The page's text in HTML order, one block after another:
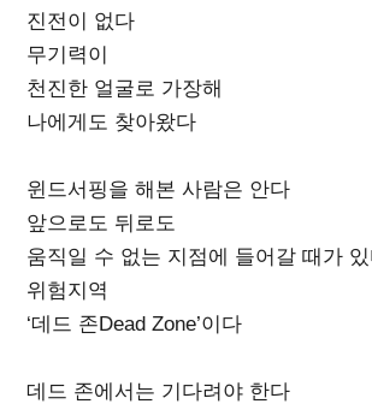
진전이 없다
무기력이
천진한 얼굴로 가장해
나에게도 찾아왔다
윈드서핑을 해본 사람은 안다
앞으로도 뒤로도
움직일 수 없는 지점에 들어갈 때가
위험지역
‘데드 존Dead Zone’이다
데드 존에서는 기다려야 한다